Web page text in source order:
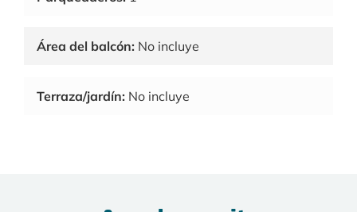
Área del balcón: No incluye
Terraza/jardín: No incluye